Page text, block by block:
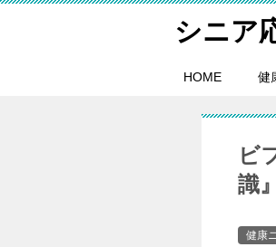
シニア
HOME 健
ビ
識』
健康